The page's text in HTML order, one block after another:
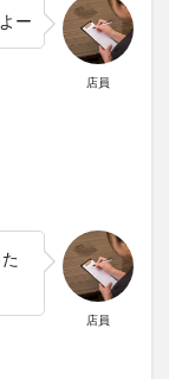
店員
ー
店員